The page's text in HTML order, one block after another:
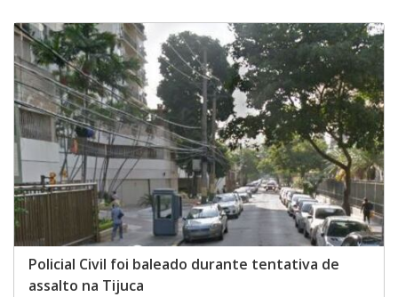
Policial Civil foi baleado durante tentativa de
assalto na Tijuca